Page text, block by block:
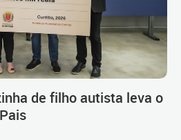
de filho autista leva o